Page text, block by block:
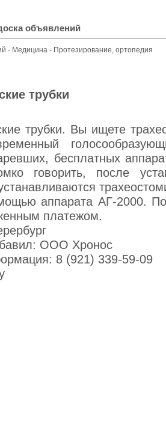
объявлений
- Медицина - Протезирование, ортопедия
трубки
трубки. Вы ищете
бесплатных
говорить, после
аппарата АГ-2000.
платежом.
ООО Хронос
8 (921) 339-59-09